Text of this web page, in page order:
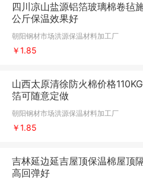
四川凉山盐源铝箔玻璃棉卷毡
公斤保温效果好
朝阳钢材市场洪源保温材料加工厂
￥1.85
山西太原清徐防火棉价格
箔可随意定做
朝阳钢材市场洪源保温材料加工厂
￥1.85
吉林延边延吉屋顶保温棉屋顶
高回弹好